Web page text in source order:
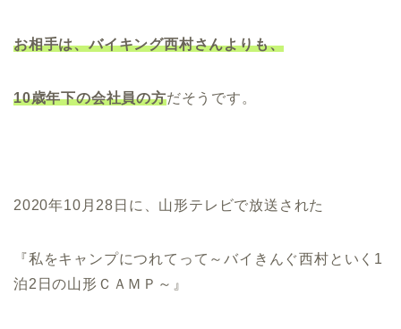
お相手は、バイキング西村さんよりも、
10歳年下の会社員の方だそうです。
2020年10月28日に、山形テレビで放送された
『私をキャンプにつれてって～バイきんぐ西村といく1
泊2日の山形ＣＡＭＰ～』